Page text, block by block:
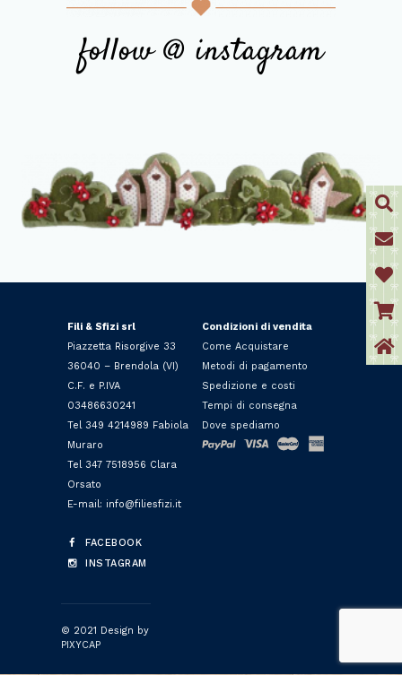
follow @ instagram
Fili & Sfizi srl
Piazzetta Risorgive 33
36040 – Brendola (VI)
C.F. e P.IVA
03486630241
Tel 349 4214989 Fabiola
Muraro
Tel 347 7518956 Clara
Orsato
E-mail: info@filiesfizi.it
FACEBOOK
INSTAGRAM
Condizioni di vendita
Come Acquistare
Metodi di pagamento
Spedizione e costi
Tempi di consegna
Dove spediamo
© 2021 Design by
PIXYCAP